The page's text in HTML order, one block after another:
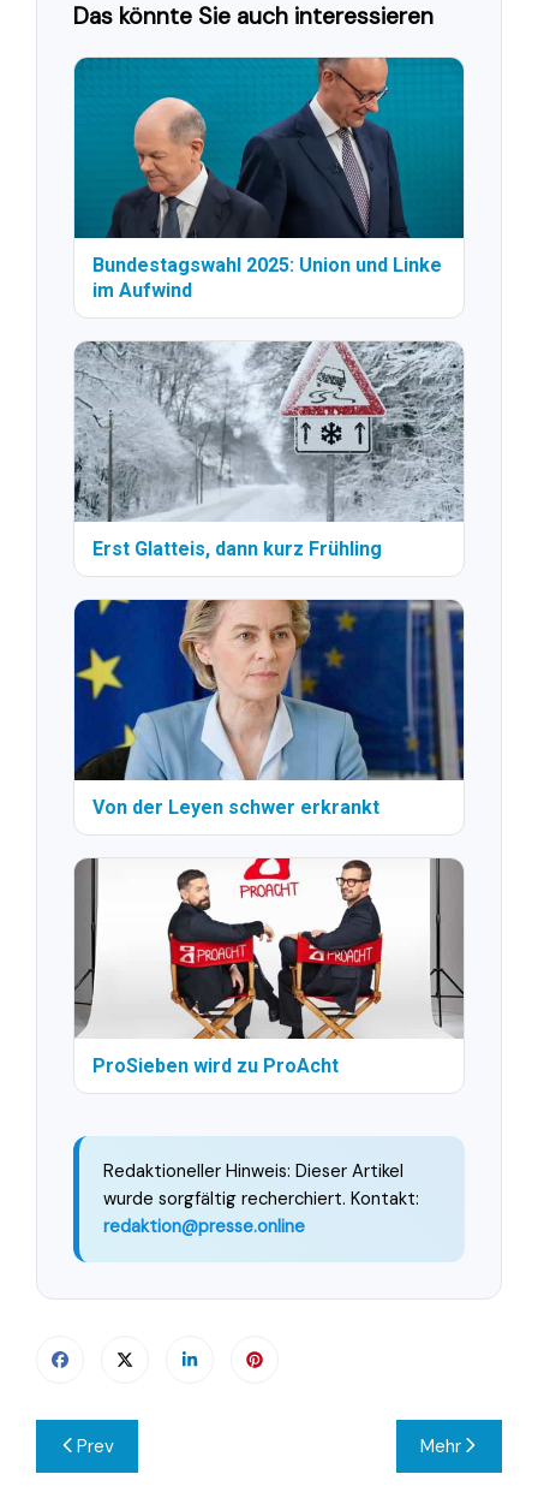
Das könnte Sie auch interessieren
Bundestagswahl 2025: Union und Linke
im Aufwind
Erst Glatteis, dann kurz Frühling
Von der Leyen schwer erkrankt
ProSieben wird zu ProAcht
Redaktioneller Hinweis: Dieser Artikel
wurde sorgfältig recherchiert. Kontakt:
redaktion@presse.online
Beitragsnavigation
Prev Mehr